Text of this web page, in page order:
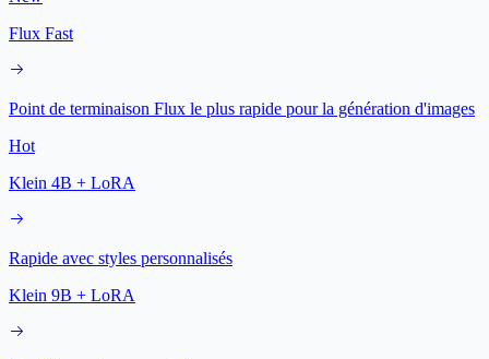
Flux Fast
Point de terminaison Flux le plus rapide pour la génération d'images
Hot
Klein 4B + LoRA
Rapide avec styles personnalisés
Klein 9B + LoRA